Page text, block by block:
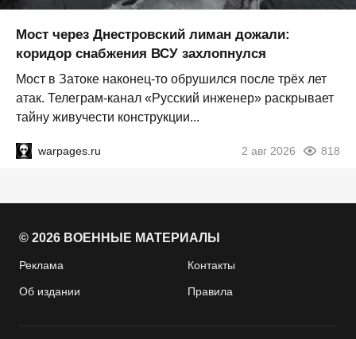
Мост через Днестровский лиман дожали:
коридор снабжения ВСУ захлопнулся
Мост в Затоке наконец-то обрушился после трёх лет
атак. Телеграм-канал «Русский инженер» раскрывает
тайну живучести конструкции...
warpages.ru 2 авг 2026 818
© 2026 ВОЕННЫЕ МАТЕРИАЛЫ
Реклама Контакты
Об издании Правила